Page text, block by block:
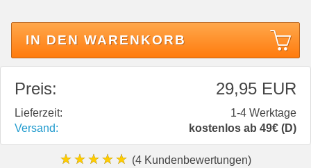
IN DEN WARENKORB
Preis: 29,95 EUR
Lieferzeit:
1-4 Werktage
Versand:
kostenlos ab 49€ (D)
★★★★★ (4 Kundenbewertungen)